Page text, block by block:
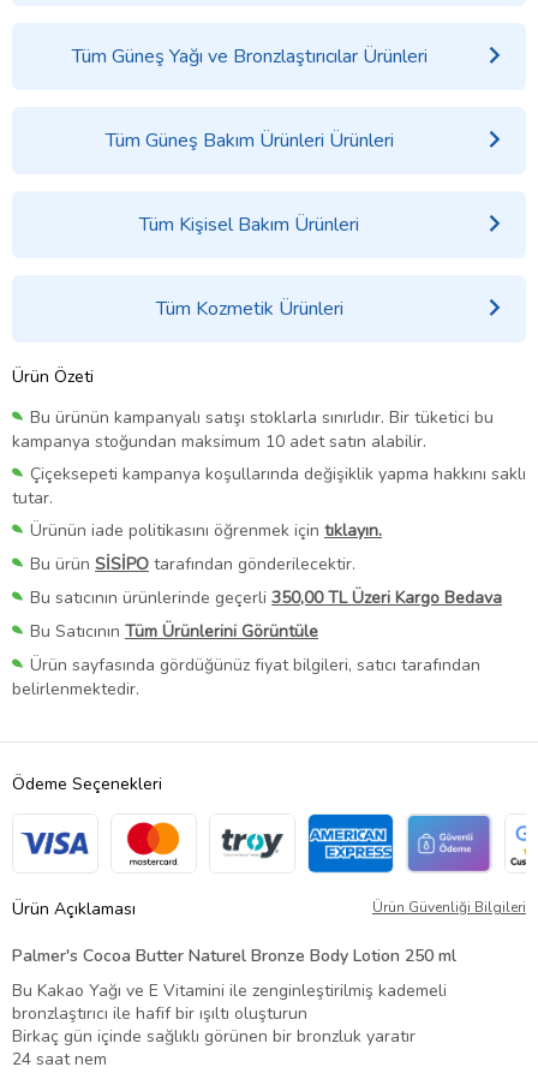
Tüm Güneş Yağı ve Bronzlaştırıcılar Ürünleri
Tüm Güneş Bakım Ürünleri Ürünleri
Tüm Kişisel Bakım Ürünleri
Tüm Kozmetik Ürünleri
Ürün Özeti
Bu ürünün kampanyalı satışı stoklarla sınırlıdır. Bir tüketici bu
kampanya stoğundan maksimum 10 adet satın alabilir.
Çiçeksepeti kampanya koşullarında değişiklik yapma hakkını saklı
tutar.
Ürünün iade politikasını öğrenmek için tıklayın.
Bu ürün SİSİPO tarafından gönderilecektir.
Bu satıcının ürünlerinde geçerli 350,00 TL Üzeri Kargo Bedava
Bu Satıcının Tüm Ürünlerini Görüntüle
Ürün sayfasında gördüğünüz fiyat bilgileri, satıcı tarafından
belirlenmektedir.
Ödeme Seçenekleri
Ürün Açıklaması Ürün Güvenliği Bilgileri
Palmer's Cocoa Butter Naturel Bronze Body Lotion 250 ml
Bu Kakao Yağı ve E Vitamini ile zenginleştirilmiş kademeli
bronzlaştırıcı ile hafif bir ışıltı oluşturun
Birkaç gün içinde sağlıklı görünen bir bronzluk yaratır
24 saat nem